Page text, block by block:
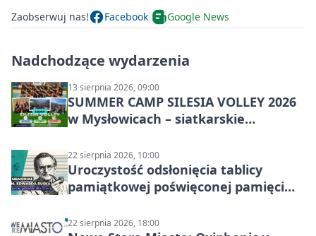
Zaobserwuj nas! Facebook Google News
Nadchodzące wydarzenia
13 sierpnia 2026, 09:00
SUMMER CAMP SILESIA VOLLEY 2026
w Mysłowicach – siatkarskie
22 sierpnia 2026, 10:00
Uroczystość odsłonięcia tablicy
pamiątkowej poświęconej pamięci
22 sierpnia 2026, 18:00